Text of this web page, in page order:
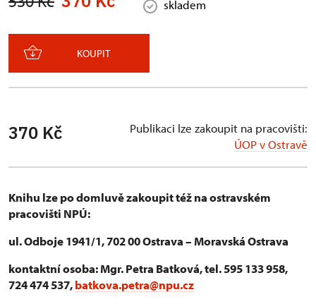
skladem
KOUPIT
370 Kč
Publikaci lze zakoupit na pracovišti:
ÚOP v Ostravě
Knihu lze po domluvě zakoupit též na ostravském
pracovišti NPÚ:
ul. Odboje 1941/1, 702 00 Ostrava – Moravská Ostrava
kontaktní osoba: Mgr. Petra Batková, tel. 595 133 958,
724 474 537,batkova.petra@npu.cz